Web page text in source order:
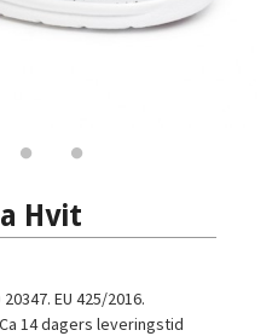
Hvit
EU 425/2016.
14 dagers leveringstid